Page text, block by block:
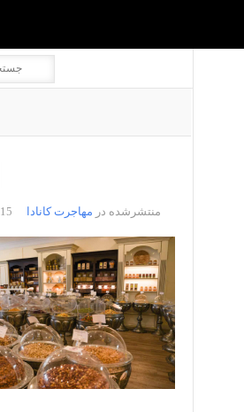
منتشرشده در مهاجرت کانادا 15 شهریور 1400